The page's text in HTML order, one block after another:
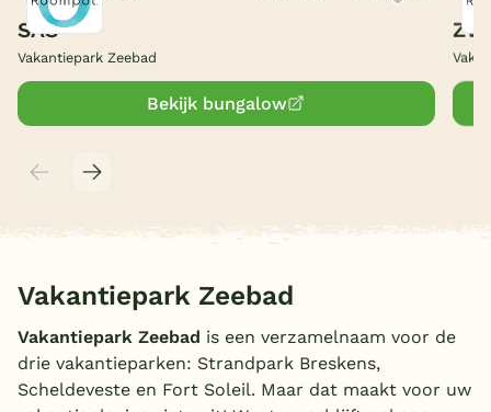
SAS
Vakantiepark Zeebad
Bekijk bungalow
Vakantiepark Zeebad
Vakantiepark Zeebad is een verzamelnaam voor de
drie vakantieparken: Strandpark Breskens,
Scheldeveste en Fort Soleil. Maar dat maakt voor uw